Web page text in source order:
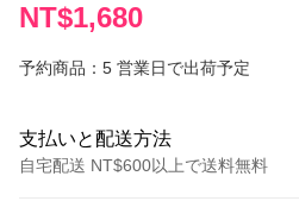
NT$1,680
予約商品：5 営業日で出荷予定
支払いと配送方法
自宅配送 NT$600以上で送料無料